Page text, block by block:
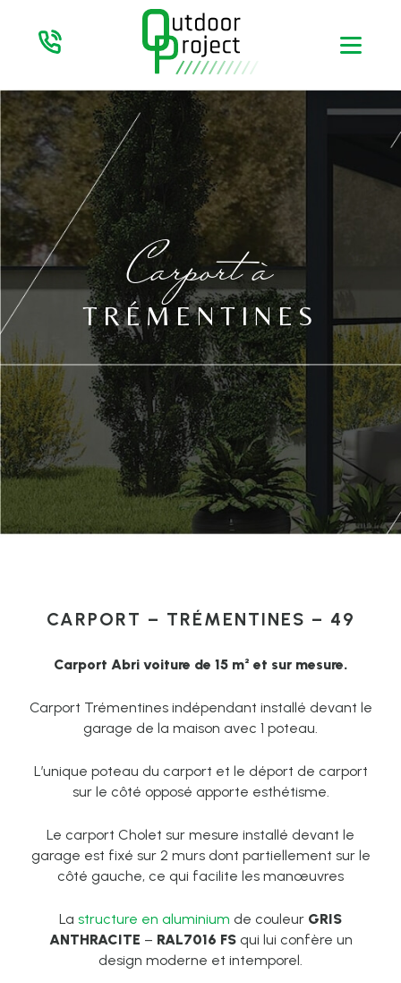
Carport à
TRÉMENTINES
CARPORT – TRÉMENTINES – 49
Carport Abri voiture de 15 m² et sur mesure.
Carport Trémentines indépendant installé devant le
garage de la maison avec 1 poteau.
L’unique poteau du carport et le déport de carport
sur le côté opposé apporte esthétisme.
Le carport Cholet sur mesure installé devant le
garage est fixé sur 2 murs dont partiellement sur le
côté gauche, ce qui facilite les manœuvres
La structure en aluminium de couleur GRIS
ANTHRACITE – RAL7016 FSqui lui confère un
design moderne et intemporel.